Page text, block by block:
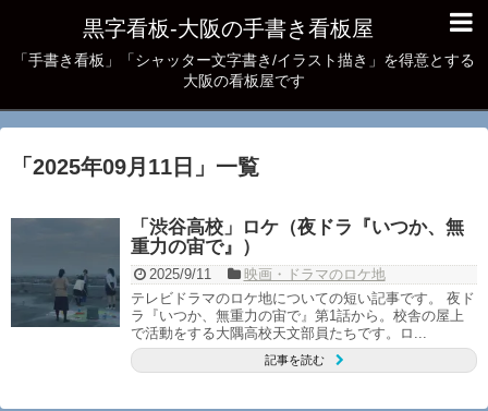
黒字看板‐大阪の手書き看板屋
「手書き看板」「シャッター文字書き/イラスト描き」を得意とする
大阪の看板屋です
「 2025年09月11日 」 一覧
「渋谷高校」ロケ（夜ドラ『いつか、無
重力の宙で』）
2025/9/11
映画・ドラマのロケ地
テレビドラマのロケ地についての短い記事です。 夜ド
ラ『いつか、無重力の宙で』第1話から。校舎の屋上
で活動をする大隅高校天文部員たちです。ロ...
記事を読む